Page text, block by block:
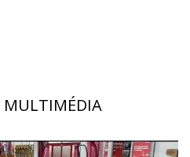
MULTIMÉDIA